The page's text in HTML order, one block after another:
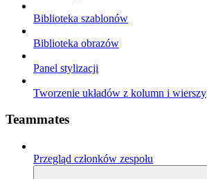
Biblioteka szablonów
Biblioteka obrazów
Panel stylizacji
Tworzenie układów z kolumn i wierszy
Teammates
Przegląd członków zespołu